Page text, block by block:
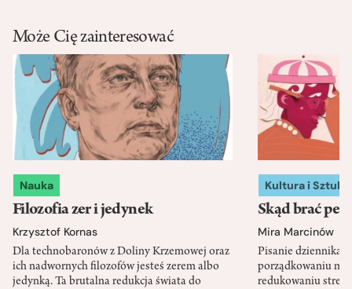
Może Cię zainteresować
Nauka
Filozofia zer i jedynek
Krzysztof Kornas
Dla technobaronów z Doliny Krzemowej oraz
ich nadwornych filozofów jesteś zerem albo
jedynką. Ta brutalna redukcja świata do
Kultura i Sztuka
Skąd brać
Mira Marcinów
Pisanie dziennika
porządkowaniu
redukowaniu